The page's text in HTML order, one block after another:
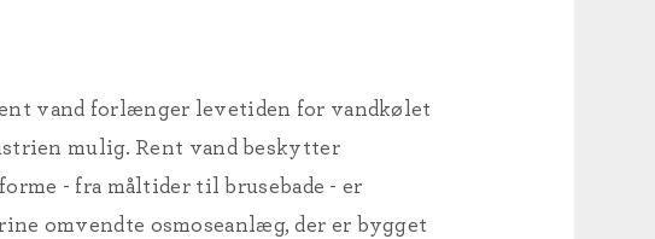
vand forlænger levetiden for vandkølet
mulig. Rent vand beskytter
- fra måltider til brusebade - er
omvendte osmoseanlæg, der er bygget